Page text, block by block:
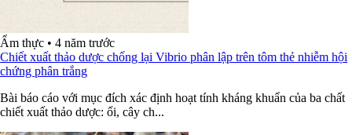
Ẩm thực • 4 năm trước
Chiết xuất thảo dược chống lại Vibrio phân lập trên tôm thẻ nhiễm hội
chứng phân trắng
Bài báo cáo với mục đích xác định hoạt tính kháng khuẩn của ba chất
chiết xuất thảo dược: ổi, cây ch...